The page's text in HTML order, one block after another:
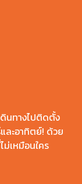
นทางไปติดตั้ง
ละอาทิตย์! ด้วย
เหมือนใคร